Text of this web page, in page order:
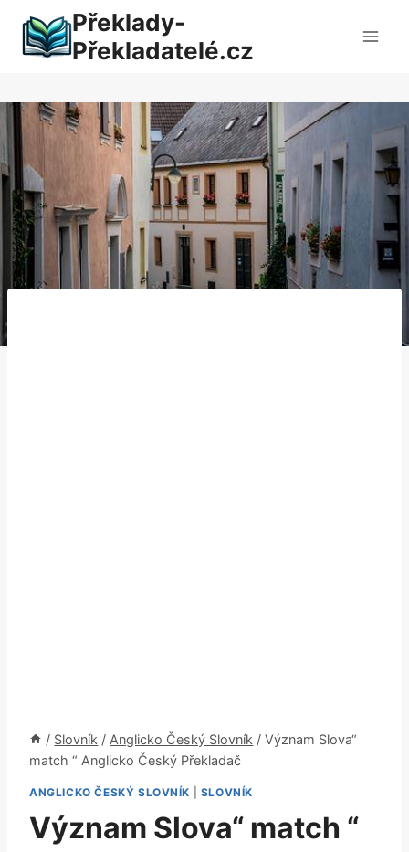
obsah
Překlady-
Překladatelé.cz
/ Slovník / Anglicko Český Slovník / Význam Slova“
match “ Anglicko Český Překladač
ANGLICKO ČESKÝ SLOVNÍK SLOVNÍK
Význam Slova“ match “